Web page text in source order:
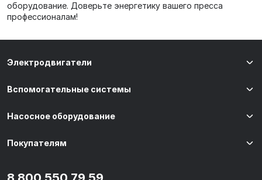
оборудование. Доверьте энергетику вашего пресса
профессионалам!
Электродвигатели
Вспомогательные системы
Насосное оборудование
Покупателям